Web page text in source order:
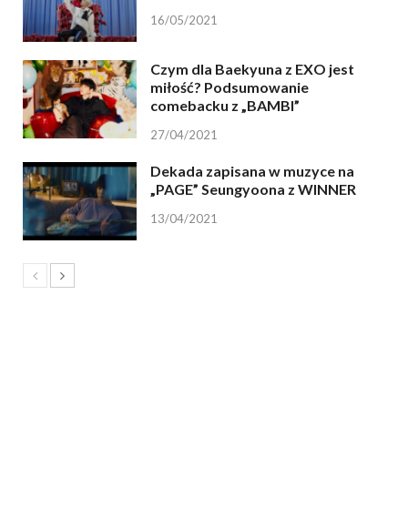
16/05/2021
Czym dla Baekyuna z EXO jest
miłość? Podsumowanie
comebacku z „BAMBI”
27/04/2021
Dekada zapisana w muzyce na
„PAGE” Seungyoona z WINNER
13/04/2021